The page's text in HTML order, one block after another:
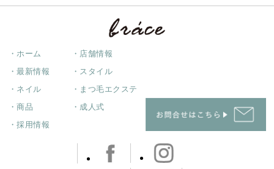
・ホーム ・店舗情報
・最新情報 ・スタイル
・ネイル ・まつ毛エクステ
・商品 ・成人式
・採用情報